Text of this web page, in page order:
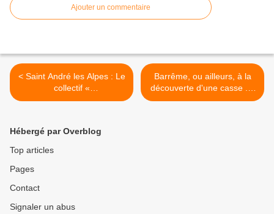
Ajouter un commentaire
< Saint André les Alpes : Le
collectif «
PetitPoisPrincesse » écoute
aussi
Barrême, ou ailleurs, à la
découverte d'une casse ....
>
Hébergé par Overblog
Top articles
Pages
Contact
Signaler un abus